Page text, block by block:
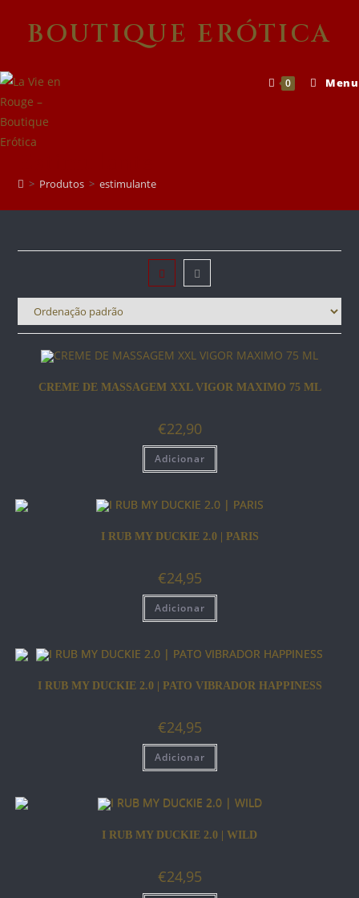
BOUTIQUE ERÓTICA
0 Menu
> Produtos > estimulante
CREME DE MASSAGEM XXL VIGOR MAXIMO 75 ML
€22,90
Adicionar
I RUB MY DUCKIE 2.0 | PARIS
€24,95
Adicionar
I RUB MY DUCKIE 2.0 | PATO VIBRADOR HAPPINESS
€24,95
Adicionar
I RUB MY DUCKIE 2.0 | WILD
€24,95